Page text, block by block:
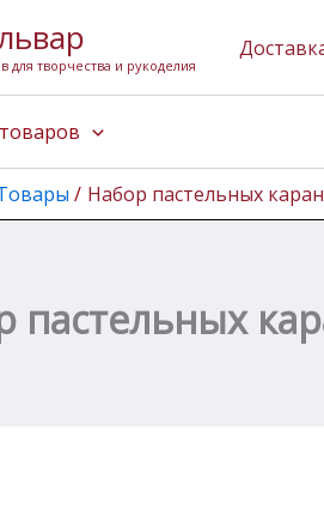
для творчества и рукоделия
Набор пастельных
пастельных
товара
Набор
пастельных
монолитов
и
черный,